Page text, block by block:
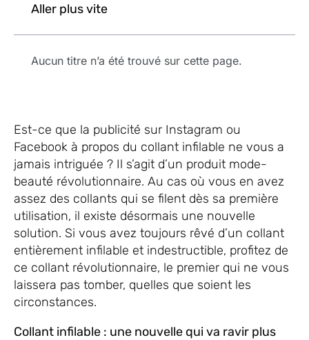
Aller plus vite
Aucun titre n’a été trouvé sur cette page.
Est-ce que la publicité sur Instagram ou
Facebook à propos du collant infilable ne vous a
jamais intriguée ? Il s’agit d’un produit mode-
beauté révolutionnaire. Au cas où vous en avez
assez des collants qui se filent dès sa première
utilisation, il existe désormais une nouvelle
solution. Si vous avez toujours rêvé d’un collant
entièrement infilable et indestructible, profitez de
ce collant révolutionnaire, le premier qui ne vous
laissera pas tomber, quelles que soient les
circonstances.
Collant infilable : une nouvelle qui va ravir plus